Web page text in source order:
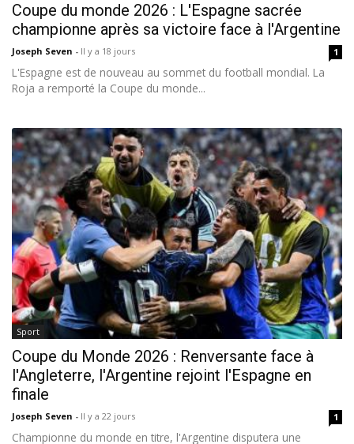
Coupe du monde 2026 : L'Espagne sacrée
championne après sa victoire face à l'Argentine
Joseph Seven - Il y a 18 jours 1
L'Espagne est de nouveau au sommet du football mondial. La
Roja a remporté la Coupe du monde...
Sport
Coupe du Monde 2026 : Renversante face à
l'Angleterre, l'Argentine rejoint l'Espagne en
finale
Joseph Seven - Il y a 22 jours 1
Championne du monde en titre, l'Argentine disputera une